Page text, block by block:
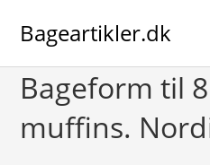
Bageartikler.dk
Bageform til
muffins.